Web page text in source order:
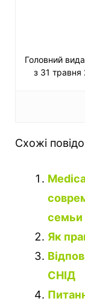
Головний
з 31 травня
Схожі
семьи
Як
СНІД